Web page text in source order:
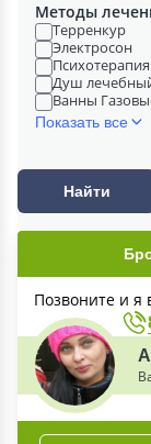
Методы
Терренкур
Электросон
Психотерапия
Душ
Ванны
Показать все
Найти
Позвоните и я